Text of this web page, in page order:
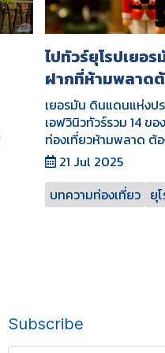
ไปทัวร์ยุโรปเยอ
ฝากที่ห้ามพลาด
เยอรมัน ดินแดนแห่งป
เอฟวินิวทัวร์รวม 14 ข
ท่องเที่ยวห้ามพลาด ต้
21 Jul 2025
บทความท่องเที่ยว ยุ
Subscribe